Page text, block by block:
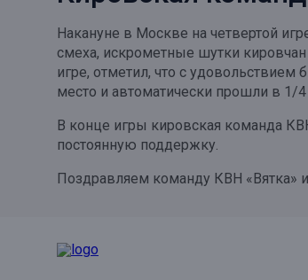
Отличная стратегия+
Фиксируй доход
Новый старт
Валютный плюс
Онлайн
Потребительский кредит
Все кредиты
Все карты
СБПей
Mir Pay
Госуслуги
Регистрация в ЕБС
Удаленная идентификация
Подтверждение согласия через
Накануне в Москве на четвертой
смеха, искрометные шутки
игре, отметил, что с
место и автоматически прошли в 1/
В конце игры кировская команда
постоянную поддержку.
Поздравляем команду КВН